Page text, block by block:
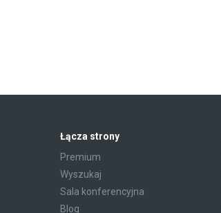
Łącza strony
Premium
Wyszukaj
Sala konferencyjna
Blog